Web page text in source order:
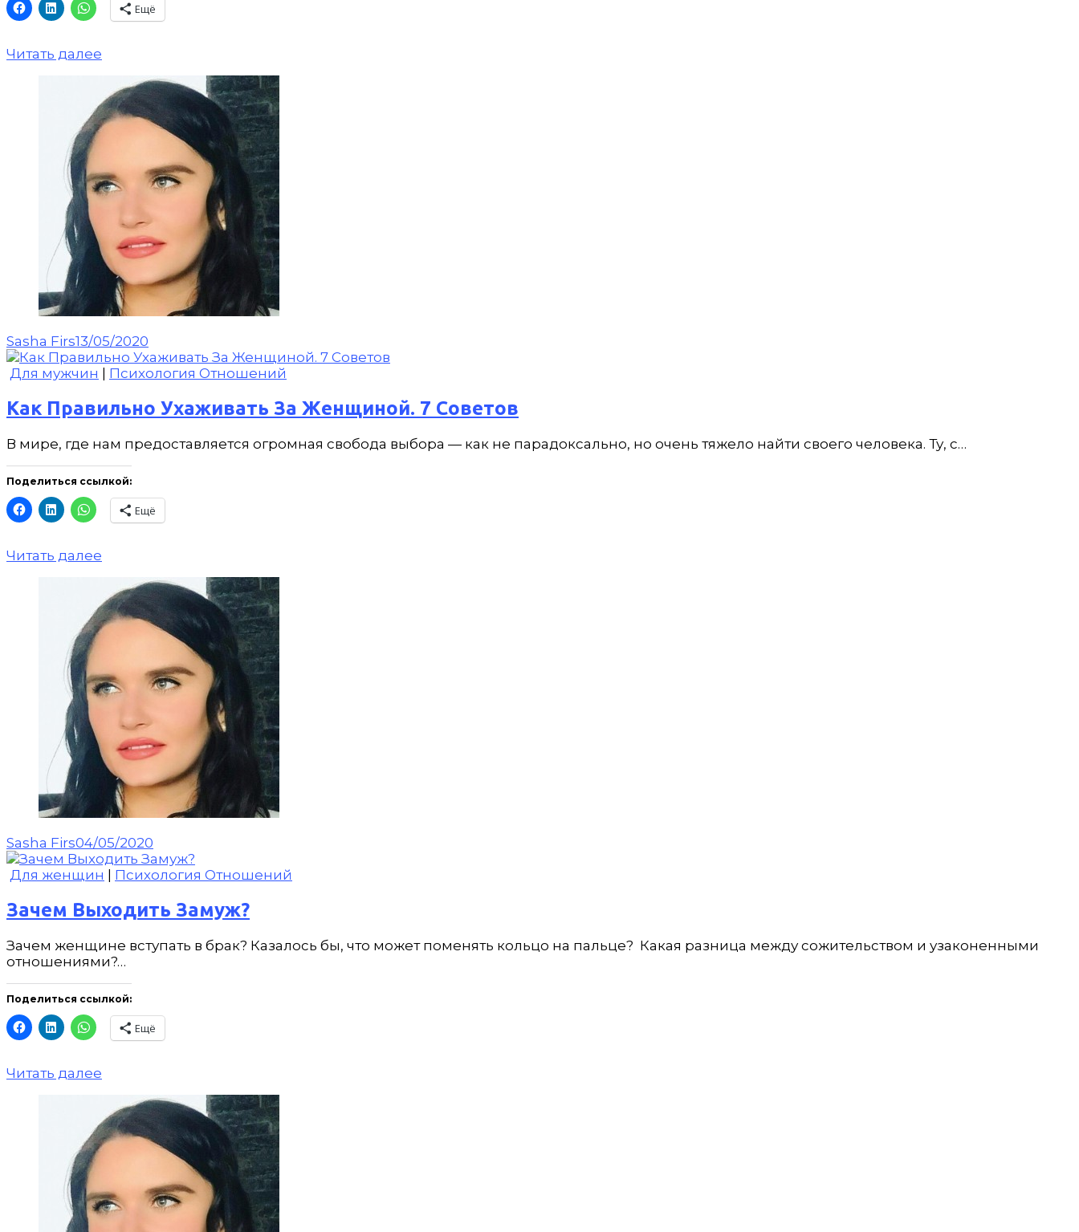
Ещё
Читать далее
Sasha Firs13/05/2020
Для мужчин
Психология Отношений
Как Правильно Ухаживать За Женщиной. 7 Советов
В мире, где нам предоставляется огромная свобода выбора — как не парадоксально, но очень тяжело найти своего человека. Ту, с…
Поделиться ссылкой:
Ещё
Читать далее
Sasha Firs04/05/2020
Для женщин | Психология Отношений
Зачем Выходить Замуж?
Зачем женщине вступать в брак? Казалось бы, что может поменять кольцо на пальце? Какая разница между сожительством и узаконенными
отношениями?…
Поделиться ссылкой:
Ещё
Читать далее